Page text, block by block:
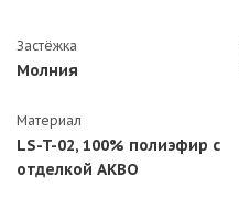
Застёжка
Молния
Материал
LS-T-02, 100% полиэфир с
отделкой АКВО